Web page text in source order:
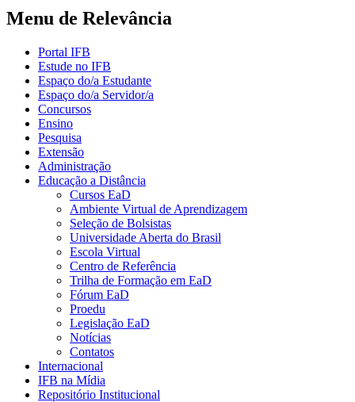
Menu de Relevância
Portal IFB
Estude no IFB
Espaço do/a Estudante
Espaço do/a Servidor/a
Concursos
Ensino
Pesquisa
Extensão
Administração
Educação a Distância
Cursos EaD
Ambiente Virtual de Aprendizagem
Seleção de Bolsistas
Universidade Aberta do Brasil
Escola Virtual
Centro de Referência
Trilha de Formação em EaD
Fórum EaD
Proedu
Legislação EaD
Notícias
Contatos
Internacional
IFB na Mídia
Repositório Institucional